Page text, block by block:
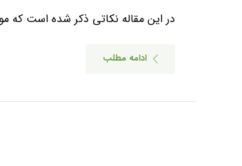
در این مقاله نکاتی ذکر شده است که
ادامه مطلب